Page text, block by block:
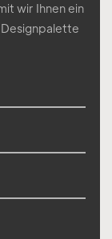
wir Ihnen ein